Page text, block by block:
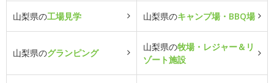
山梨県の工場見学 山梨県のキャンプ場・BBQ場
山梨県のグランピング
山梨県の牧場・レジャー＆リ
ゾート施設